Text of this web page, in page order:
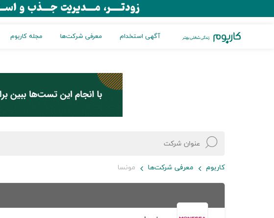
آگهی استخدام معرفی شرکت‌ها مجله کاربوم
کاربوم معرفی شرکت‌ها مونسا